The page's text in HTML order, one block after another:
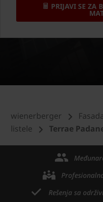
PRIJAVI SE ZA
wienerberger
listele
Terrae
Rešenja sa